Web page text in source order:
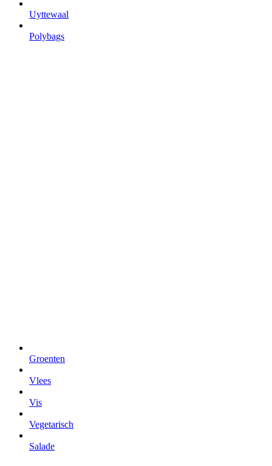
Uyttewaal
Polybags
Groenten
Vlees
Vis
Vegetarisch
Salade